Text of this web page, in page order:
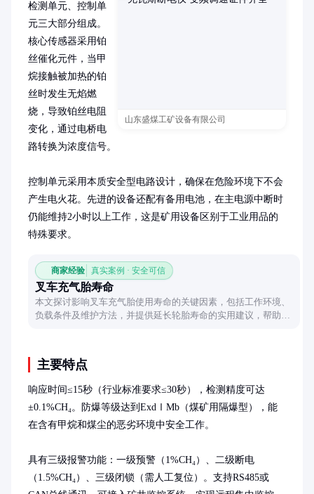
山东盛煤工矿设备有限公司
检测单元、控制单
元三大部分组成。
核心传感器采用铂
丝催化元件，当甲
烷接触被加热的铂
丝时发生无焰燃
烧，导致铂丝电阻
变化，通过电桥电
路转换为浓度信号。
控制单元采用本质安全型电路设计，确保在危险环境下不会
产生电火花。先进的设备还配有备用电池，在主电源中断时
仍能维持2小时以上工作，这是矿用设备区别于工业用品的
特殊要求。
商家经验 真实案例 · 安全可信
叉车充气胎寿命
本文探讨影响叉车充气胎使用寿命的关键因素，包括工作环境、
负载条件及维护方法，并提供延长轮胎寿命的实用建议，帮助用
主要特点
响应时间≤15秒（行业标准要求≤30秒），检测精度可达
±0.1%CH₄。防爆等级达到ExdⅠMb（煤矿用隔爆型），能
在含有甲烷和煤尘的恶劣环境中安全工作。
具有三级报警功能：一级预警（1%CH₄）、二级断电
（1.5%CH₄）、三级闭锁（需人工复位）。支持RS485或